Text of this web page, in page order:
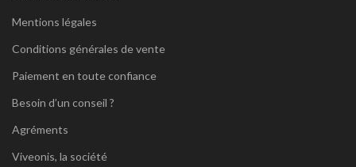
Mentions légales
Conditions générales de vente
Paiement en toute confiance
Besoin d’un conseil ?
Agréments
Viveonis, la société